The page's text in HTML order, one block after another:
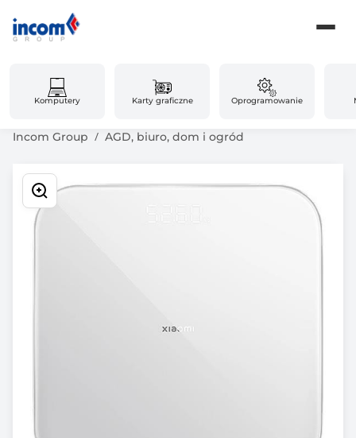
Komputery Karty graficzne Oprogramowanie
Incom Group AGD, biuro, dom i ogród